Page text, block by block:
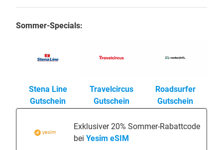
Sommer-Specials:
Stena Line
Gutschein
Travelcircus
Gutschein
Roadsurfer
Gutschein
Exklusiver 20% Sommer-Rabattcode
bei Yesim eSIM